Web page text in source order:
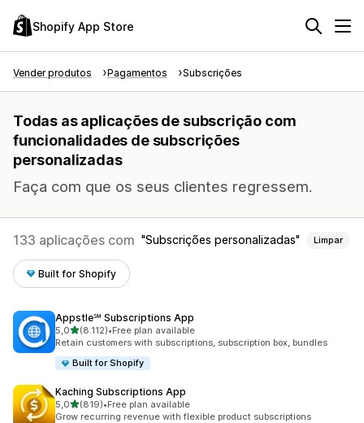
Shopify App Store
Vender produtos Pagamentos Subscrições
Todas as aplicações de subscrição com
funcionalidades de subscrições
personalizadas
Faça com que os seus clientes regressem.
133 aplicações com Subscrições personalizadas Limpar
Built for Shopify
Appstle℠ Subscriptions App
5,0de 5 estrelas
(8.112)
8112 total de avaliações
•Free plan available
Retain customers with subscriptions, subscription box, bundles
Built for Shopify
Kaching Subscriptions App
5,0de 5 estrelas
(819)
819 total de avaliações
•Free plan available
Grow recurring revenue with flexible product subscriptions